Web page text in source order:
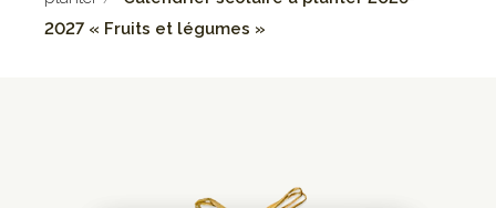
2027 « Fruits et légumes »